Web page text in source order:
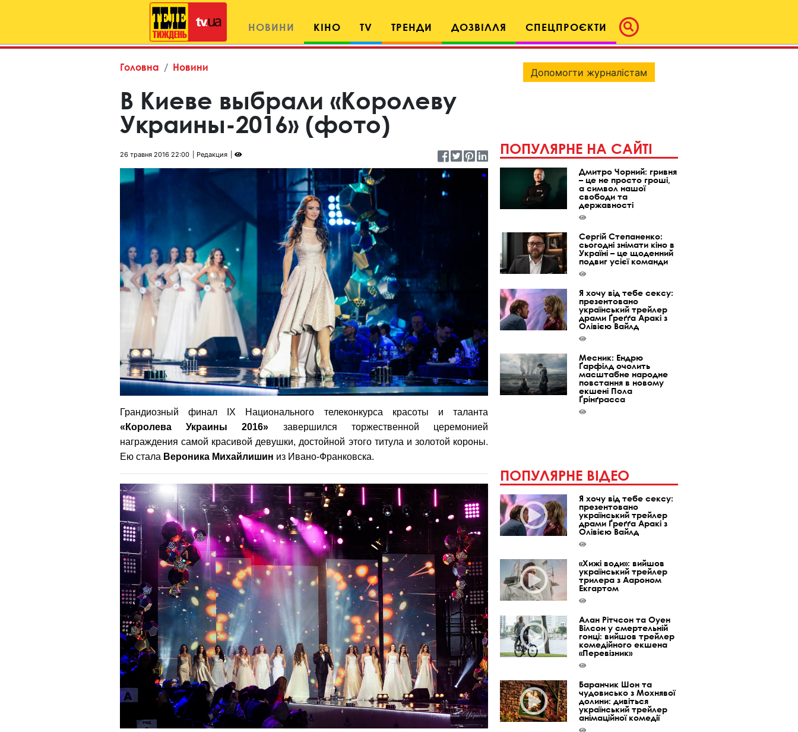
НОВИНИ КІНО TV ТРЕНДИ ДОЗВІЛЛЯ СПЕЦПРОЄКТИ
Головна Новини
В Киеве выбрали «Королеву
Украины-2016» (фото)
26 травня 2016 22:00 Редакция
Грандиозный финал IX Национального телеконкурса красоты и таланта
«Королева Украины 2016» завершился торжественной церемонией
награждения самой красивой девушки, достойной этого титула и золотой короны.
Ею стала Вероника Михайлишин из Ивано-Франковска.
Допомогти журналістам
ПОПУЛЯРНЕ НА САЙТІ
Дмитро Чорний: гривня
– це не просто гроші,
а символ нашої
свободи та
державності
Сергій Степаненко:
сьогодні знімати кіно в
Україні – це щоденний
подвиг усієї команди
Я хочу від тебе сексу:
презентовано
український трейлер
драми Ґреґґа Аракі з
Олівією Вайлд
Месник: Ендрю
Ґарфілд очолить
масштабне народне
повстання в новому
екшені Пола
Ґрінґрасса
ПОПУЛЯРНЕ ВІДЕО
Я хочу від тебе сексу:
презентовано
український трейлер
драми Ґреґґа Аракі з
Олівією Вайлд
«Хижі води»: вийшов
український трейлер
трилера з Аароном
Екгартом
Алан Рітчсон та Оуен
Вілсон у смертельній
гонці: вийшов трейлер
комедійного екшена
«Перевізник»
Баранчик Шон та
чудовисько з Мохнявої
долини: дивіться
український трейлер
анімаційної комедії